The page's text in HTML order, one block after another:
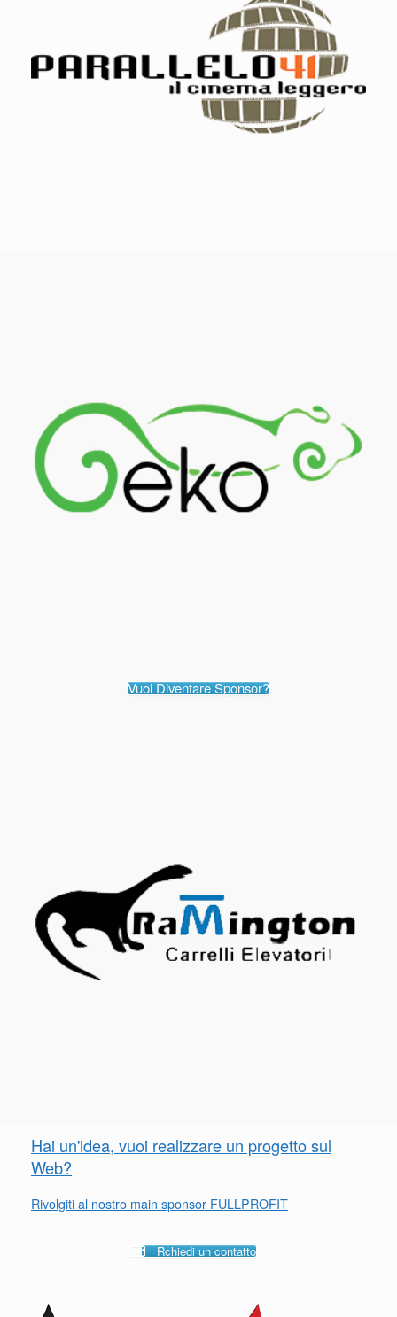
Vuoi Diventare Sponsor?
Hai un'idea, vuoi realizzare un progetto sul
Web?
Rivolgiti al nostro main sponsor FULLPROFIT
Rchiedi un contatto